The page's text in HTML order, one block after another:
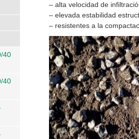
– alta velocidad de
– elevada estabilidad
– resistentes a la
40
40